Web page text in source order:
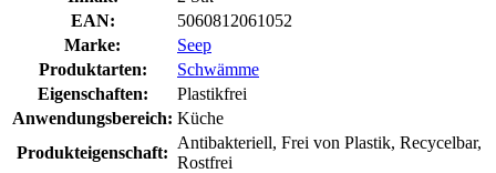
EAN:
5060812061052
Marke:
Seep
Produktarten:
Schwämme
Eigenschaften:
Plastikfrei
Anwendungsbereich: Küche
Produkteigenschaft:
Antibakteriell, Frei von Plastik, Recycelbar,
Rostfrei